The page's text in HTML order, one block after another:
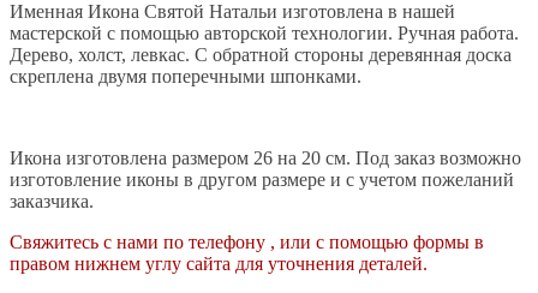
Именная Икона Святой Натальи изготовлена в нашей
мастерской с помощью авторской технологии. Ручная работа.
Дерево, холст, левкас. С обратной стороны деревянная доска
скреплена двумя поперечными шпонками.
Икона изготовлена размером 26 на 20 см. Под заказ возможно
изготовление иконы в другом размере и с учетом пожеланий
заказчика.
Свяжитесь с нами по телефону , или с помощью формы в
правом нижнем углу сайта для уточнения деталей.